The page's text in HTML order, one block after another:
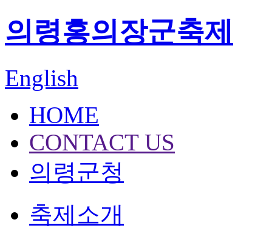
의령홍의장군축제
English
HOME
CONTACT US
의령군청
축제소개